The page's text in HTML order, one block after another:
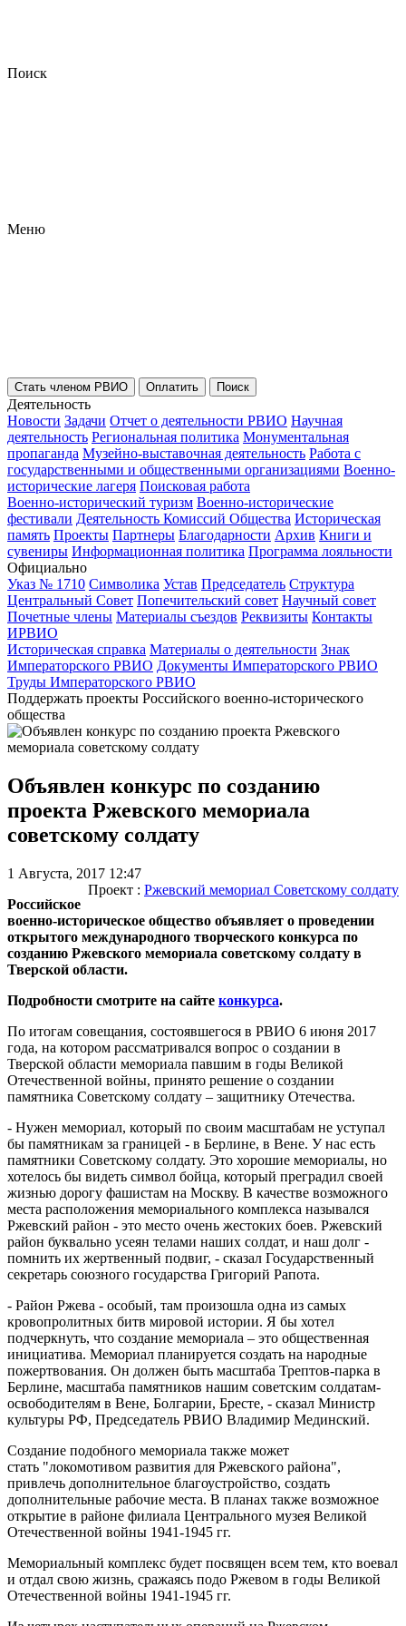
Поиск
Меню
Стать членом РВИО Оплатить Поиск
Деятельность
Новости Задачи Отчет о деятельности РВИО Научная
деятельность Региональная политика Монументальная
пропаганда Музейно-выставочная деятельность Работа с
государственными и общественными организациями Военно-
исторические лагеря Поисковая работа
Военно-исторический туризм Военно-исторические
фестивали Деятельность Комиссий Общества Историческая
память Проекты Партнеры Благодарности Архив Книги и
сувениры Информационная политика Программа лояльности
Официально
Указ № 1710 Символика Устав Председатель Структура
Центральный Совет Попечительский совет Научный совет
Почетные члены Материалы съездов Реквизиты Контакты
ИРВИО
Историческая справка Материалы о деятельности Знак
Императорского РВИО Документы Императорского РВИО
Труды Императорского РВИО
Поддержать проекты Российского военно-исторического
общества
Объявлен конкурс по созданию
проекта Ржевского мемориала
советскому солдату
1 Августа, 2017 12:47
Проект : Ржевский мемориал Советскому солдату
Российское
военно-историческое общество объявляет о проведении
открытого международного творческого конкурса по
созданию Ржевского мемориала советскому солдату в
Тверской области.
Подробности смотрите на сайте конкурса.
По итогам совещания, состоявшегося в РВИО 6 июня 2017
года, на котором рассматривался вопрос о создании в
Тверской области мемориала павшим в годы Великой
Отечественной войны, принято решение о создании
памятника Советскому солдату – защитнику Отечества.
- Нужен мемориал, который по своим масштабам не уступал
бы памятникам за границей - в Берлине, в Вене. У нас есть
памятники Советскому солдату. Это хорошие мемориалы, но
хотелось бы видеть символ бойца, который преградил своей
жизнью дорогу фашистам на Москву. В качестве возможного
места расположения мемориального комплекса назывался
Ржевский район - это место очень жестоких боев. Ржевский
район буквально усеян телами наших солдат, и наш долг -
помнить их жертвенный подвиг, - сказал Государственный
секретарь союзного государства Григорий Рапота.
- Район Ржева - особый, там произошла одна из самых
кровопролитных битв мировой истории. Я бы хотел
подчеркнуть, что создание мемориала – это общественная
инициатива. Мемориал планируется создать на народные
пожертвования. Он должен быть масштаба Трептов-парка в
Берлине, масштаба памятников нашим советским солдатам-
освободителям в Вене, Болгарии, Бресте, - сказал Министр
культуры РФ, Председатель РВИО Владимир Мединский.
Создание подобного мемориала также может
стать "локомотивом развития для Ржевского района",
привлечь дополнительное благоустройство, создать
дополнительные рабочие места. В планах также возможное
открытие в районе филиала Центрального музея Великой
Отечественной войны 1941-1945 гг.
Мемориальный комплекс будет посвящен всем тем, кто воевал
и отдал свою жизнь, сражаясь подо Ржевом в годы Великой
Отечественной войны 1941-1945 гг.